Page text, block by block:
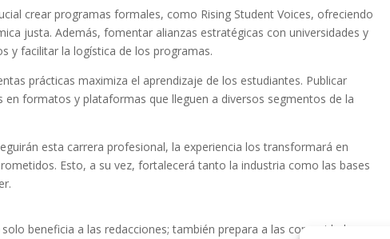
crear programas formales, como Rising Student Voices, ofreciendo
justa. Además, fomentar alianzas estratégicas con universidades y
y facilitar la logística de los programas.
prácticas maximiza el aprendizaje de los estudiantes. Publicar
formatos y plataformas que lleguen a diversos segmentos de la
esta carrera profesional, la experiencia los transformará en
Esto, a su vez, fortalecerá tanto la industria como las bases
beneficia a las redacciones; también prepara a las comunidades para